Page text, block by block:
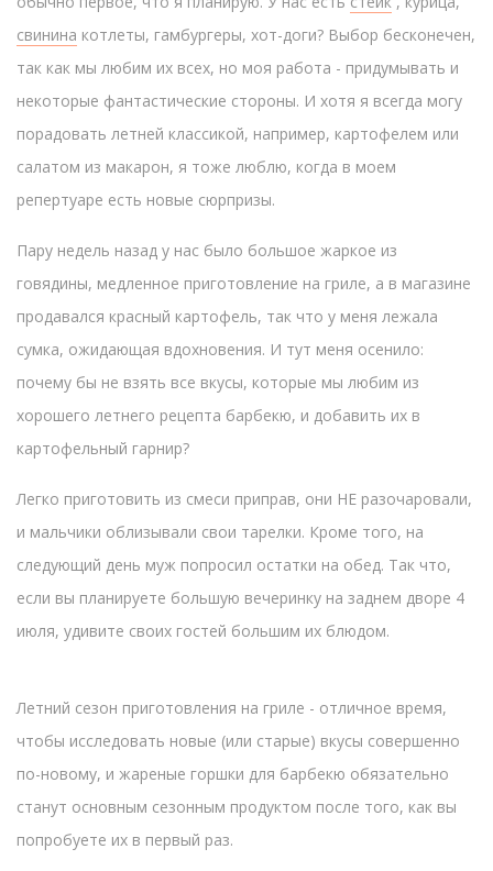
свинина котлеты, гамбургеры, хот-доги? Выбор бесконечен,
так как мы любим их всех, но моя работа - придумывать и
некоторые фантастические стороны. И хотя я всегда могу
порадовать летней классикой, например, картофелем или
салатом из макарон, я тоже люблю, когда в моем
репертуаре есть новые сюрпризы.
Пару недель назад у нас было большое жаркое из
говядины, медленное приготовление на гриле, а в магазине
продавался красный картофель, так что у меня лежала
сумка, ожидающая вдохновения. И тут меня осенило:
почему бы не взять все вкусы, которые мы любим из
хорошего летнего рецепта барбекю, и добавить их в
картофельный гарнир?
Легко приготовить из смеси приправ, они НЕ разочаровали,
и мальчики облизывали свои тарелки. Кроме того, на
следующий день муж попросил остатки на обед. Так что,
если вы планируете большую вечеринку на заднем дворе 4
июля, удивите своих гостей большим их блюдом.
Летний сезон приготовления на гриле - отличное время,
чтобы исследовать новые (или старые) вкусы совершенно
по-новому, и жареные горшки для барбекю обязательно
станут основным сезонным продуктом после того, как вы
попробуете их в первый раз.